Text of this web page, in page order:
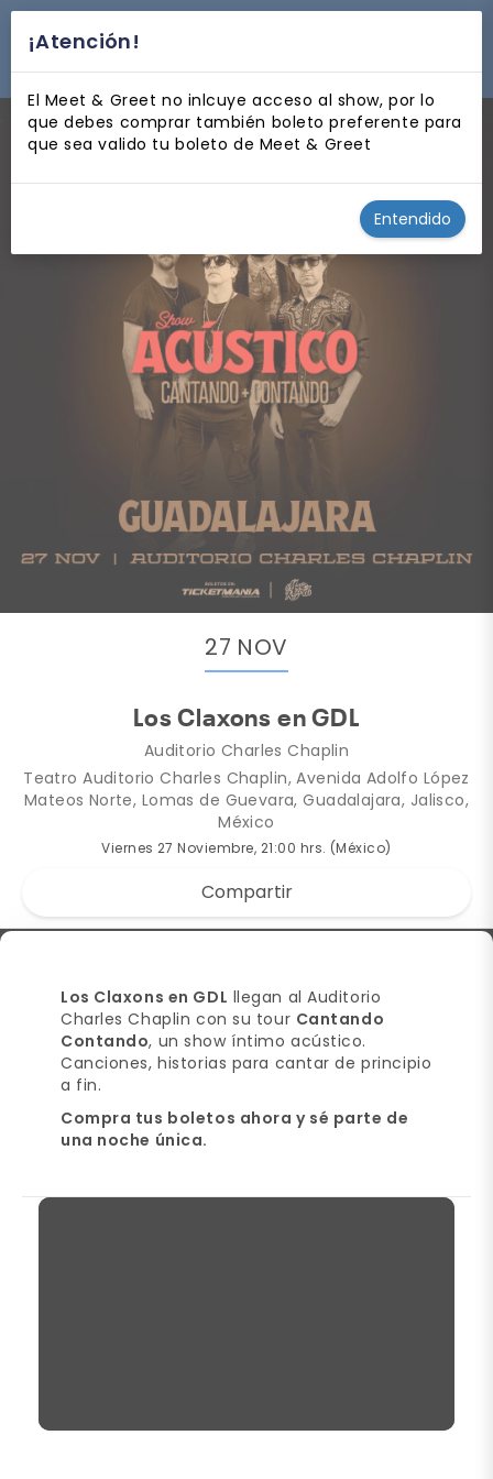
desplegar navegación
27 NOV
Los Claxons en GDL
Auditorio Charles Chaplin
Teatro Auditorio Charles Chaplin, Avenida Adolfo López
Mateos Norte, Lomas de Guevara, Guadalajara, Jalisco,
México
Viernes 27 Noviembre, 21:00 hrs. (México)
Compartir
Los Claxons en GDL llegan al Auditorio
Charles Chaplin con su tour Cantando
Contando, un show íntimo acústico.
Canciones, historias para cantar de principio
a fin.
Compra tus boletos ahora y sé parte de
una noche única.
¡Atención!
El Meet & Greet no inlcuye acceso al show, por lo
que debes comprar también boleto preferente para
que sea valido tu boleto de Meet & Greet
Entendido